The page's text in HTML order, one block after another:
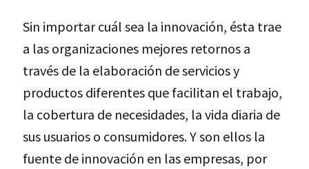
Sin importar cuál sea la innovación, ésta trae
a las organizaciones mejores retornos a
través de la elaboración de servicios y
productos diferentes que facilitan el trabajo,
la cobertura de necesidades, la vida diaria de
sus usuarios o consumidores. Y son ellos la
fuente de innovación en las empresas, por